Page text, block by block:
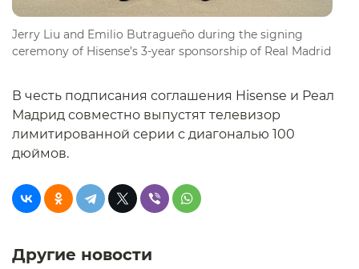
Jerry Liu and Emilio Butragueño during the signing
ceremony of Hisense’s 3-year sponsorship of Real Madrid
В честь подписания соглашения Hisense и Реал
Мадрид совместно выпустят телевизор
лимитированной серии с диагональю 100
дюймов.
Другие новости